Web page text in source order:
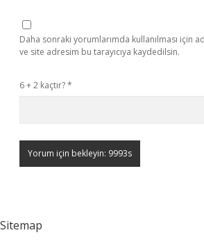
Daha sonraki yorumlarımda kullanılması için
ve site adresim bu tarayıcıya kaydedilsin.
6 + 2 kaçtır?*
Sitemap